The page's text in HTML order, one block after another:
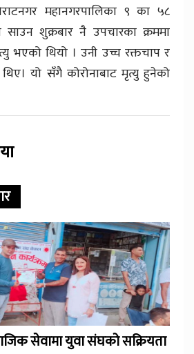
महानगरपालिका ९ का ५८
शुक्रबार नै उपचारका क्रममा
भएको थियो । उनी उच्च रक्तचाप र
थिए। यो सँगै कोरोनाबाट मृत्यु हुनेको
सेवामा युवा संघको सक्रियता